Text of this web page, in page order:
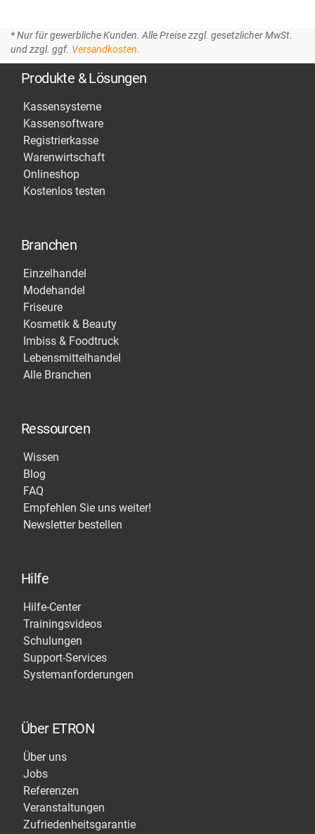
* Nur für gewerbliche Kunden. Alle Preise zzgl. gesetzlicher MwSt.
und zzgl. ggf. Versandkosten.
Produkte & Lösungen
Kassensysteme
Kassensoftware
Registrierkasse
Warenwirtschaft
Onlineshop
Kostenlos testen
Branchen
Einzelhandel
Modehandel
Friseure
Kosmetik & Beauty
Imbiss & Foodtruck
Lebensmittelhandel
Alle Branchen
Ressourcen
Wissen
Blog
FAQ
Empfehlen Sie uns weiter!
Newsletter bestellen
Hilfe
Hilfe-Center
Trainingsvideos
Schulungen
Support-Services
Systemanforderungen
Über ETRON
Über uns
Jobs
Referenzen
Veranstaltungen
Zufriedenheitsgarantie